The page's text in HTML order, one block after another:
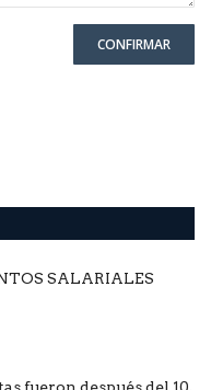
CONFIRMAR
SALARIALES